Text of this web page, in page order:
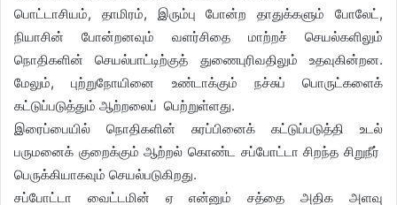
பொட்டாசியம், தாமிரம், இரும்பு போன்ற தாதுக்களும் போலேட்,
நியாசின் போன்றனவும் வளர்சிதை மாற்றச் செயல்களிலும்
நொதிகளின் செயல்பாட்டிற்குத் துணைபுரிவதிலும் உதவுகின்றன.
மேலும், புற்றுநோயினை உண்டாக்கும் நச்சுப் பொருட்களைக்
கட்டுப்படுத்தும் ஆற்றலைப் பெற்றுள்ளது.
இரைப்பையில் நொதிகளின் சுரப்பினைக் கட்டுப்படுத்தி உடல்
பருமனைக் குறைக்கும் ஆற்றல் கொண்ட சப்போட்டா சிறந்த சிறுநீர்
பெருக்கியாகவும் செயல்படுகிறது.
சப்போட்டா வைட்டமின் ஏ என்னும் சத்தை அதிக அளவு